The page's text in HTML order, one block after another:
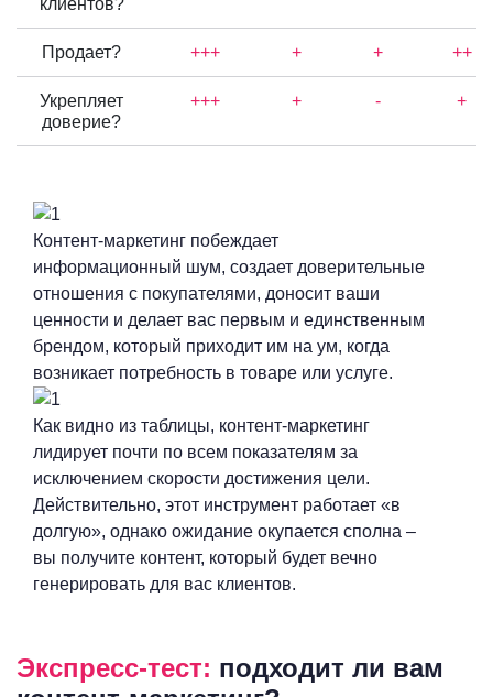
клиентов?
Продает? +++ + + ++
Укрепляет
доверие?
+++ + - +
Контент-маркетинг побеждает
информационный шум, создает доверительные
отношения с покупателями, доносит ваши
ценности и делает вас первым и единственным
брендом, который приходит им на ум, когда
возникает потребность в товаре или услуге.
Как видно из таблицы, контент-маркетинг
лидирует почти по всем показателям за
исключением скорости достижения цели.
Действительно, этот инструмент работает «в
долгую», однако ожидание окупается сполна –
вы получите контент, который будет вечно
генерировать для вас клиентов.
Экспресс-тест: подходит ли вам